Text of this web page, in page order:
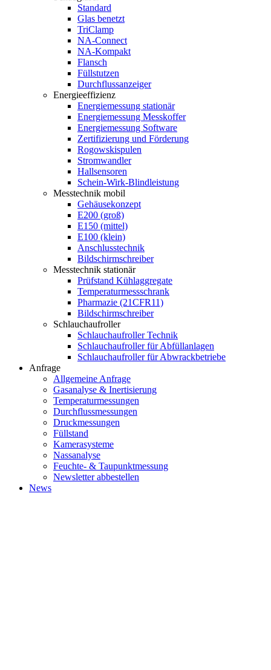
Standard
Glas benetzt
TriClamp
NA-Connect
NA-Kompakt
Flansch
Füllstutzen
Durchflussanzeiger
Energieeffizienz
Energiemessung stationär
Energiemessung Messkoffer
Energiemessung Software
Zertifizierung und Förderung
Rogowskispulen
Stromwandler
Hallsensoren
Schein-Wirk-Blindleistung
Messtechnik mobil
Gehäusekonzept
E200 (groß)
E150 (mittel)
E100 (klein)
Anschlusstechnik
Bildschirmschreiber
Messtechnik stationär
Prüfstand Kühlaggregate
Temperaturmessschrank
Pharmazie (21CFR11)
Bildschirmschreiber
Schlauchaufroller
Schlauchaufroller Technik
Schlauchaufroller für Abfüllanlagen
Schlauchaufroller für Abwrackbetriebe
Anfrage
Allgemeine Anfrage
Gasanalyse & Inertisierung
Temperaturmessungen
Durchflussmessungen
Druckmessungen
Füllstand
Kamerasysteme
Nassanalyse
Feuchte- & Taupunktmessung
Newsletter abbestellen
News